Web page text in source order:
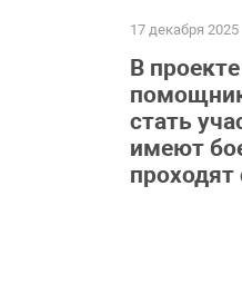
17 декабря 2025
В
стать
имеют
проходят